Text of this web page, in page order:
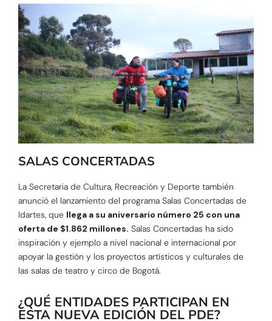
SALAS CONCERTADAS
La Secretaria de Cultura, Recreación y Deporte también
anunció el lanzamiento del programa Salas Concertadas de
Idartes, que llega a su aniversario número 25 con una
oferta de $1.862 millones. Salas Concertadas ha sido
inspiración y ejemplo a nivel nacional e internacional por
apoyar la gestión y los proyectos artísticos y culturales de
las salas de teatro y circo de Bogotá.
¿QUÉ ENTIDADES PARTICIPAN EN
ESTA NUEVA EDICIÓN DEL PDE?